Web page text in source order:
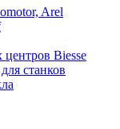
Arel
Biesse
станков